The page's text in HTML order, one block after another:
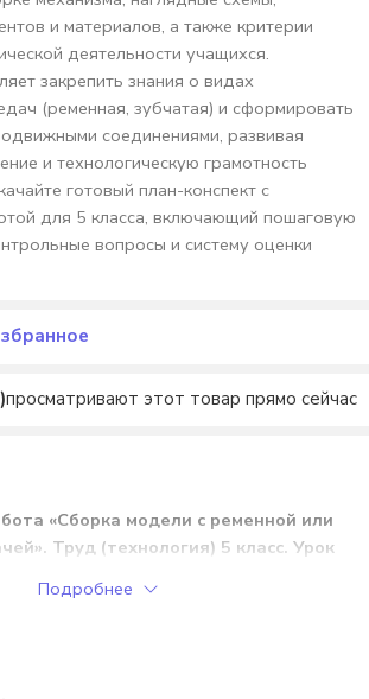
и материалов, а также критерии
деятельности учащихся.
закрепить знания о видах
(ременная, зубчатая) и сформировать
соединениями, развивая
и технологическую грамотность
готовый план-конспект с
для 5 класса, включающий пошаговую
вопросы и систему оценки
просматривают этот товар прямо сейчас
«Сборка модели с ременной или
Труд (технология) 5 класс. Урок
Подробнее